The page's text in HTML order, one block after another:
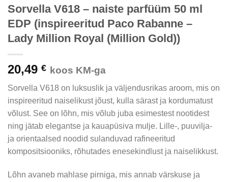
Sorvella V618 – naiste parfüüm 50 ml
EDP (inspireeritud Paco Rabanne –
Lady Million Royal (Million Gold))
20,49 € koos KM-ga
Sorvella V618 on luksuslik ja väljendusrikas aroom, mis on
inspireeritud naiselikust jõust, kulla särast ja kordumatust
võlust. See on lõhn, mis võlub juba esimestest nootidest
ning jätab elegantse ja kauapüsiva mulje. Lille-, puuvilja-
ja orientaalsed noodid sulanduvad rafineeritud
kompositsiooniks, rõhutades enesekindlust ja naiselikkust.
Lõhn avaneb mahlase pirniga, mis annab värskuse ja